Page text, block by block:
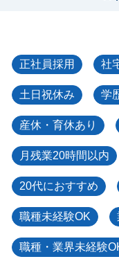
正社員採用 社
土日祝休み 学
産休・育休あり
月残業20時間以内
20代におすすめ
職種未経験OK
職種・業界未経験